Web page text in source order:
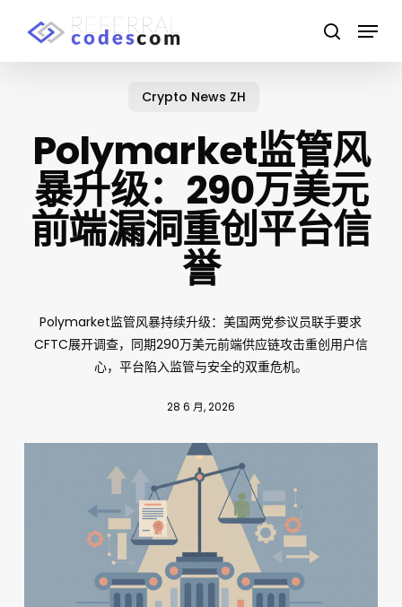
search
Menu
Crypto News ZH
Polymarket监管风
暴升级：290万美元
前端漏洞重创平台信
誉
Polymarket监管风暴持续升级：美国两党参议员联手要求
CFTC展开调查，同期290万美元前端供应链攻击重创用户信
心，平台陷入监管与安全的双重危机。
28 6 月, 2026